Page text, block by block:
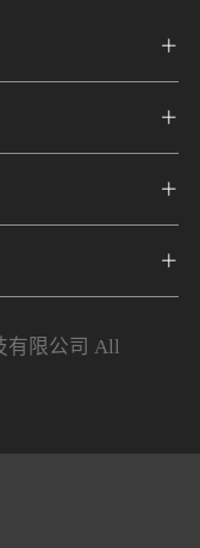
有限公司 All